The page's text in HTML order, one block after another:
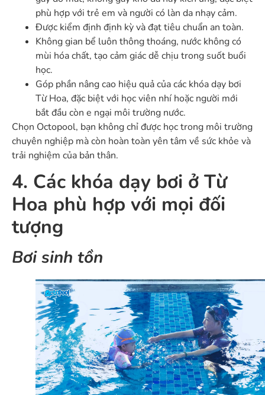
phù hợp với trẻ em và người có làn da nhạy cảm.
Được kiểm định định kỳ và đạt tiêu chuẩn an toàn.
Không gian bể luôn thông thoáng, nước không có
mùi hóa chất, tạo cảm giác dễ chịu trong suốt buổi
học.
Góp phần nâng cao hiệu quả của các khóa dạy bơi
Từ Hoa, đặc biệt với học viên nhí hoặc người mới
bắt đầu còn e ngại môi trường nước.
Chọn Octopool, bạn không chỉ được học trong môi trường
chuyên nghiệp mà còn hoàn toàn yên tâm về sức khỏe và
trải nghiệm của bản thân.
4. Các khóa dạy bơi ở Từ
Hoa phù hợp với mọi đối
tượng
Bơi sinh tồn